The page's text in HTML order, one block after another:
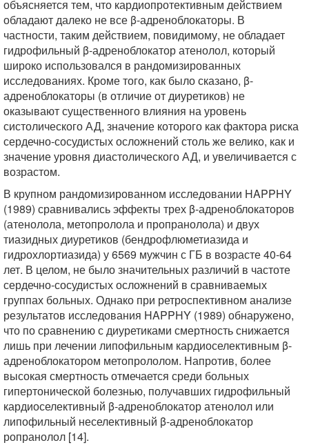
объясняется тем, что кардиопротективным действием
обладают далеко не все β-адреноблокаторы. В
частности, таким действием, повидимому, не обладает
гидрофильный β-адреноблокатор атенолол, который
широко использовался в рандомизированных
исследованиях. Кроме того, как было сказано, β-
адреноблокаторы (в отличие от диуретиков) не
оказывают существенного влияния на уровень
систолического АД, значение которого как фактора риска
сердечно-сосудистых осложнений столь же велико, как и
значение уровня диастолического АД, и увеличивается с
возрастом.
В крупном рандомизированном исследовании HAPPHY
(1989) сравнивались эффекты трех β-адреноблокаторов
(атенолола, метопролола и пропранолола) и двух
тиазидных диуретиков (бендрофлюметиазида и
гидрохлортиазида) у 6569 мужчин с ГБ в возрасте 40-64
лет. В целом, не было значительных различий в частоте
сердечно-сосудистых осложнений в сравниваемых
группах больных. Однако при ретроспективном анализе
результатов исследования HAPPHY (1989) обнаружено,
что по сравнению с диуретиками смертность снижается
лишь при лечении липофильным кардиоселективным β-
адреноблокатором метопрололом. Напротив, более
высокая смертность отмечается среди больных
гипертонической болезнью, получавших гидрофильный
кардиоселективный β-адреноблокатор атенолол или
липофильный неселективный β-адреноблокатор
ропранолол [14].